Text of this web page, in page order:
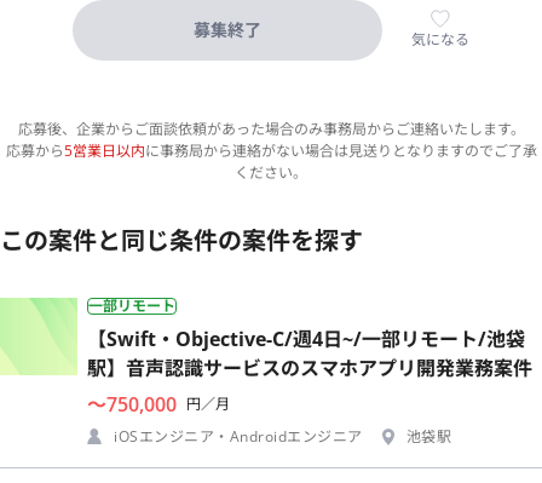
募集終了 気になる
応募後、企業からご面談依頼があった場合のみ事務局からご連絡いたします。
応募から5営業日以内に事務局から連絡がない場合は見送りとなりますのでご了承
ください。
この案件と同じ条件の案件を探す
一部リモート
【Swift・Objective-C/週4日~/一部リモート/池袋
駅】音声認識サービスのスマホアプリ開発業務案件
〜750,000 円／月
iOSエンジニア・Androidエンジニア
池袋駅